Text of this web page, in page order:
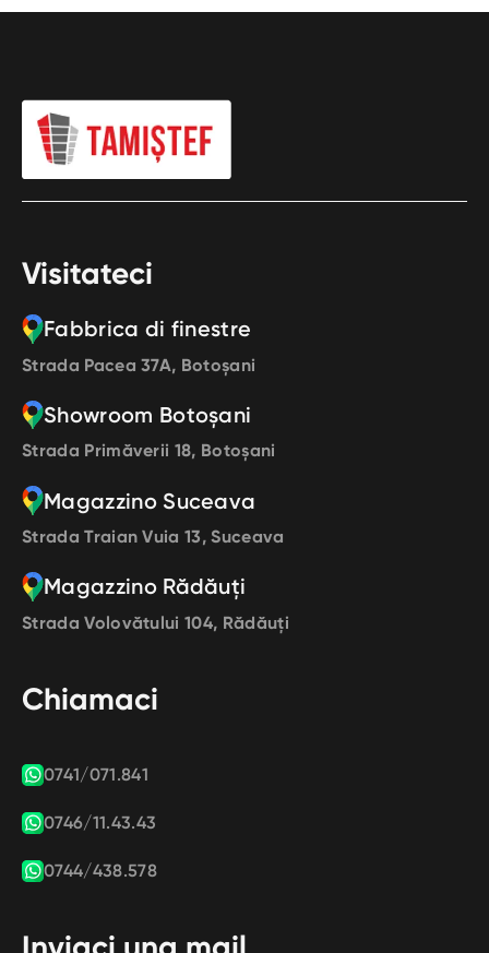
Visitateci
Fabbrica di finestre
Strada Pacea 37A, Botoșani
Showroom Botoșani
Strada Primăverii 18, Botoșani
Magazzino Suceava
Strada Traian Vuia 13, Suceava
Magazzino Rădăuți
Strada Volovătului 104, Rădăuți
Chiamaci
0741/071.841
0746/11.43.43
0744/438.578